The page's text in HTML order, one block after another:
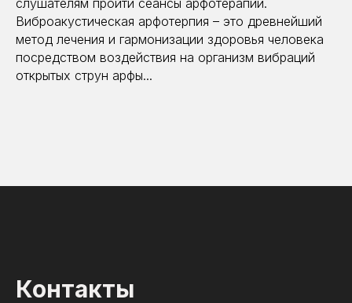
слушателям пройти сеансы арфотерапии.
Виброакустическая арфотерпия – это древнейший
метод лечения и гармонизации здоровья человека
посредством воздействия на организм вибраций
открытых струн арфы...
Контакты